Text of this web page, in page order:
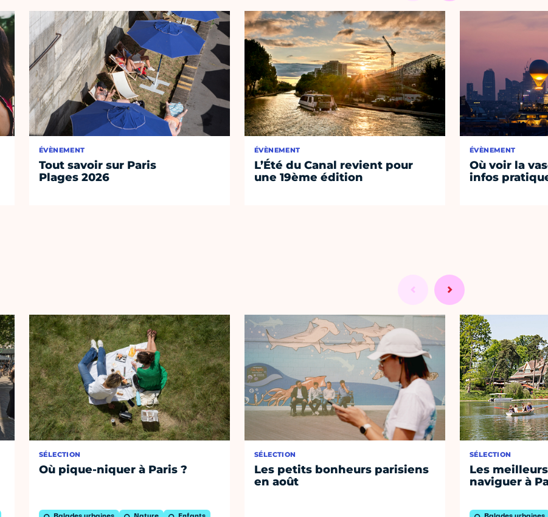
ÉVÈNEMENT
Tout savoir sur Paris
Plages 2026
ÉVÈNEMENT
L’Été du Canal revient pour
une 19ème édition
ÉVÈNEMENT
Où voir la
infos
SÉLECTION
Où pique-niquer à Paris ?
SÉLECTION
Les petits bonheurs parisiens
en août
SÉLECTION
Les
naviguer à